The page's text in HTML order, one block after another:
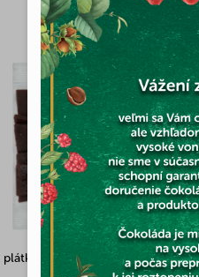
MOHLO BY
čučoriedka 100g